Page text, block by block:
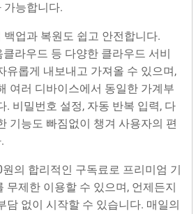
가능합니다.
업과 복원도 쉽고 안전합니다.
클라우드 등 다양한 클라우드 서비
유롭게 내보내고 가져올 수 있으며,
여러 디바이스에서 동일한 가계부
. 비밀번호 설정, 자동 반복 입력, 다
기능도 빠짐없이 챙겨 사용자의 편
의 합리적인 구독료로 프리미엄 기
무제한 이용할 수 있으며, 언제든지
담 없이 시작할 수 있습니다. 매일의